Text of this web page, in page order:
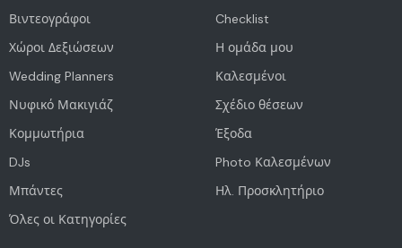
Βιντεογράφοι
Χώροι Δεξιώσεων
Wedding Planners
Νυφικό Μακιγιάζ
Κομμωτήρια
DJs
Μπάντες
Όλες οι Κατηγορίες
Checklist
Η ομάδα μου
Καλεσμένοι
Σχέδιο θέσεων
Έξοδα
Photo Καλεσμένων
Ηλ. Προσκλητήριο